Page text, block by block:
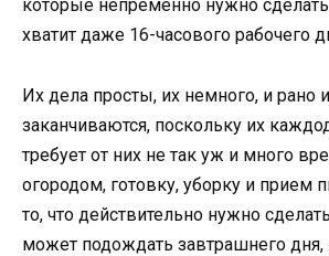
которые непременно нужно
хватит даже 16-часового рабочего
Их дела просты, их немного, и рано
заканчиваются, поскольку их
требует от них не так уж и много
огородом, готовку, уборку и прием
то, что действительно нужно
может подождать завтрашнего